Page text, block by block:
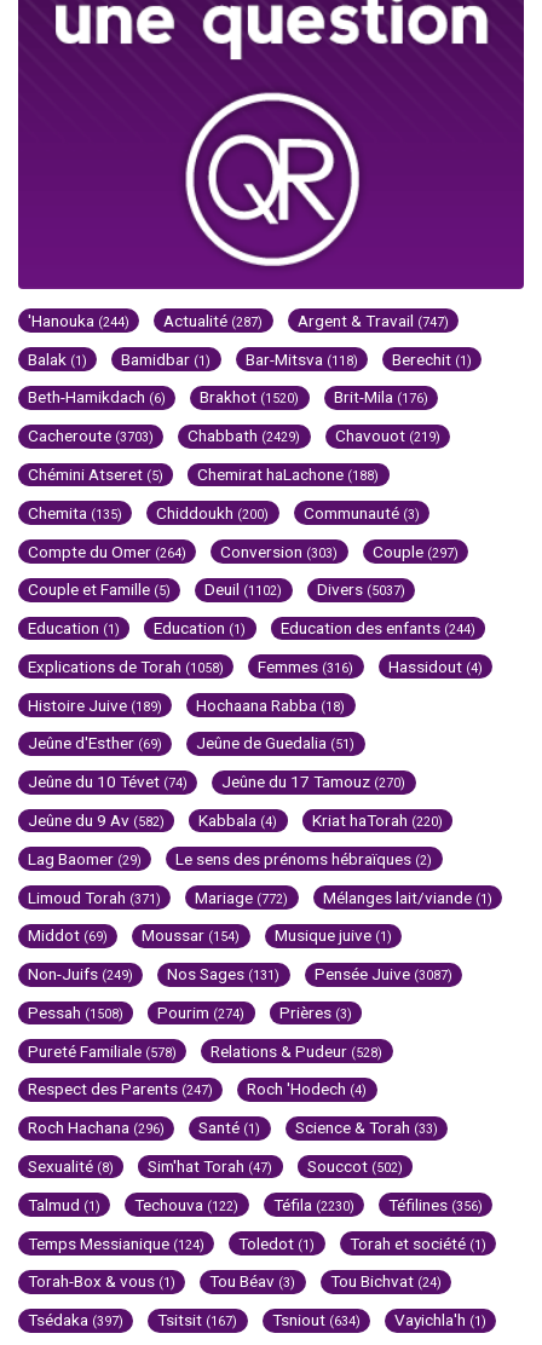
'Hanouka (244) Actualité (287) Argent & Travail (747)
Balak (1) Bamidbar (1) Bar-Mitsva (118) Berechit (1)
Beth-Hamikdach (6) Brakhot (1520) Brit-Mila (176)
Cacheroute (3703) Chabbath (2429) Chavouot (219)
Chémini Atseret (5) Chemirat haLachone (188)
Chemita (135) Chiddoukh (200) Communauté (3)
Compte du Omer (264) Conversion (303) Couple (297)
Couple et Famille (5) Deuil (1102) Divers (5037)
Education (1) Education (1) Education des enfants (244)
Explications de Torah (1058) Femmes (316) Hassidout (4)
Histoire Juive (189) Hochaana Rabba (18)
Jeûne d'Esther (69) Jeûne de Guedalia (51)
Jeûne du 10 Tévet (74) Jeûne du 17 Tamouz (270)
Jeûne du 9 Av (582) Kabbala (4) Kriat haTorah (220)
Lag Baomer (29) Le sens des prénoms hébraïques (2)
Limoud Torah (371) Mariage (772) Mélanges lait/viande (1)
Middot (69) Moussar (154) Musique juive (1)
Non-Juifs (249) Nos Sages (131) Pensée Juive (3087)
Pessah (1508) Pourim (274) Prières (3)
Pureté Familiale (578) Relations & Pudeur (528)
Respect des Parents (247) Roch 'Hodech (4)
Roch Hachana (296) Santé (1) Science & Torah (33)
Sexualité (8) Sim'hat Torah (47) Souccot (502)
Talmud (1) Techouva (122) Téfila (2230) Téfilines (356)
Temps Messianique (124) Toledot (1) Torah et société (1)
Torah-Box & vous (1) Tou Béav (3) Tou Bichvat (24)
Tsédaka (397) Tsitsit (167) Tsniout (634) Vayichla'h (1)